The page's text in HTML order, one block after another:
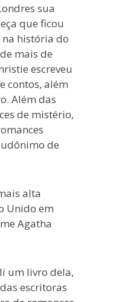
sua
que ficou
história do
mais de
escreveu
contos, além
Além das
de mistério,
de
alta
Unido em
Agatha
um livro dela,
escritoras